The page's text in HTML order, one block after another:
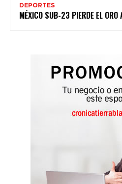
DEPORTES
MÉXICO SUB-23 PIERDE EL ORO